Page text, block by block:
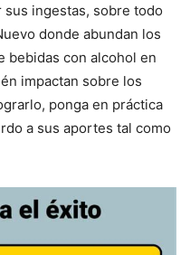
sus ingestas, sobre todo
donde abundan los
bebidas con alcohol en
impactan sobre los
ponga en práctica
a sus aportes tal como